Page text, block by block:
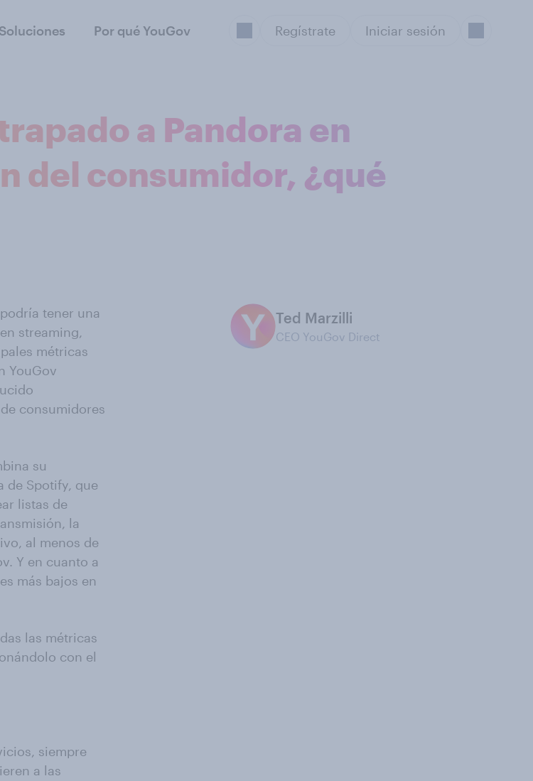
Soluciones Por qué YouGov Regístrate Iniciar sesión
a Pandora en
del consumidor, ¿qué
tener una
streaming,
métricas
YouGov
consumidores
su
de Spotify, que
listas de
la
al menos de
Y en cuanto a
más bajos en
las métricas
con el
siempre
a las
Ted Marzilli
CEO YouGov Direct